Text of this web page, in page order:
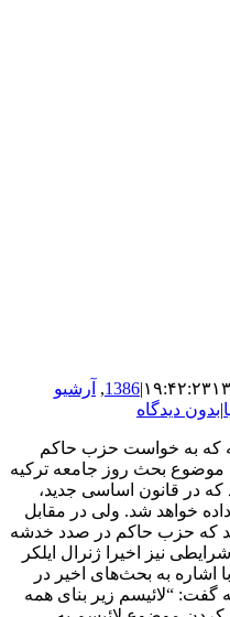
|
1386
, آرشیو
|بدون دیدگاه
که به خواست حزب حاکم
موضوع بحث روز جامعه ترکیه
در قانون اساسی جدید،
خواهد شد. ولی در مقابل
که حزب حاکم در صدد خدشه
نیز اخیرا ژنرال ایلکر
اشاره به بحث‌های اخیر در
گفت: “لائیسم زیر بنای همه